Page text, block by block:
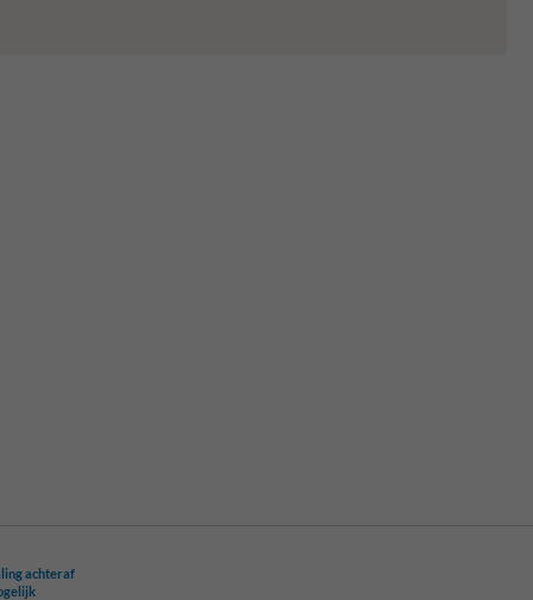
achteraf